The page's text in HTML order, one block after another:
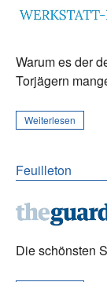
Warum es der
Torjägern
Weiterlesen
Feuilleton
Die schönsten